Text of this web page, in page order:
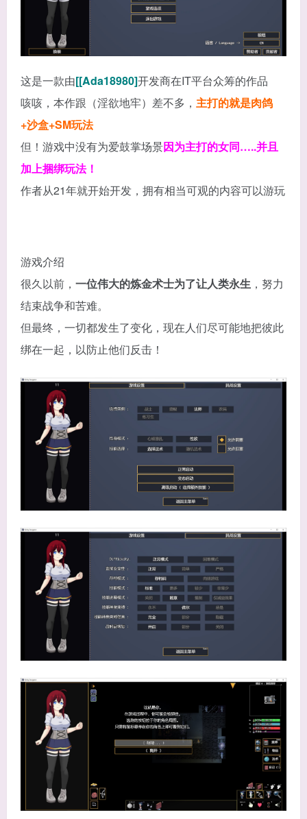
这是一款由[[Ada18980]开发商在IT平台众筹的作品
咳咳，本作跟（淫欲地牢）差不多， 主打的就是肉鸽
+沙盒+SM玩法
但！游戏中没有为爱鼓掌场景因为主打的女同…..并且
加上捆绑玩法！
作者从21年就开始开发，拥有相当可观的内容可以游玩
游戏介绍
很久以前， 一位伟大的炼金术士为了让人类永生 ，努力
结束战争和苦难。
但最终，一切都发生了变化，现在人们尽可能地把彼此
绑在一起，以防止他们反击！